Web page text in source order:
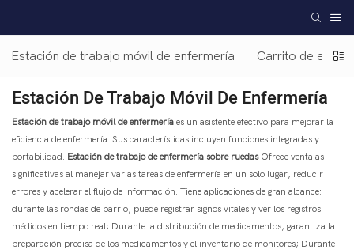
Estación de trabajo móvil de enfermería Carrito de
Estación De Trabajo Móvil De Enfermería
Estación de trabajo móvil de enfermería es un asistente efectivo para mejorar la
eficiencia de enfermería. Sus características incluyen funciones integradas y
portabilidad. Estación de trabajo de enfermería sobre ruedas Ofrece ventajas
significativas al manejar varias tareas de enfermería en un solo lugar, reducir
errores y acelerar el flujo de información. Tiene aplicaciones de gran alcance:
durante las rondas de barrio, puede registrar signos vitales y ver los registros
médicos en tiempo real; Durante la distribución de medicamentos, garantiza la
preparación precisa de los medicamentos y el inventario de monitores; Durante